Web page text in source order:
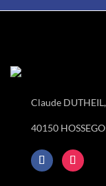
Claude
40150